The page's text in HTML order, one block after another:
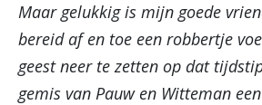
Maar gelukkig is mijn goede
bereid af en toe een robbertje
geest neer te zetten op dat
gemis van Pauw en Witteman